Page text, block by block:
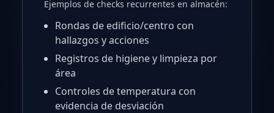
Ejemplos de checks recurrentes en almacén:
Rondas de edificio/centro con
hallazgos y acciones
Registros de higiene y limpieza por
área
Controles de temperatura con
evidencia de desviación